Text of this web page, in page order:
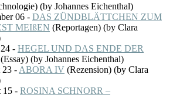
) (by Johannes Eichenthal)
06 - DAS ZÜNDBLÄTTCHEN ZUM
MEIßEN (Reportagen) (by Clara
- HEGEL UND DAS ENDE DER
(Essay) (by Johannes Eichenthal)
23 - ABORA IV (Rezension) (by Clara
15 - ROSINA SCHNORR –